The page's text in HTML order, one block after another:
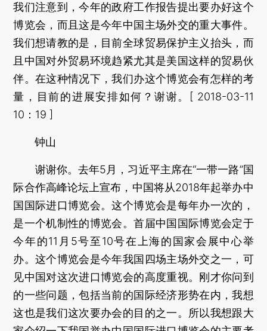
我们注意到，今年的政府工作报告提出要办好这个
博览会，而且这是今年中国主场外交的重大事件。
我们想请教的是，目前全球贸易保护主义抬头，而
且中国对外贸易环境趋紧尤其是美国这样的贸易伙
伴。在这种情况下，我们办这个博览会有怎样的考
量，目前的进展安排如何？谢谢。[ 2018-03-11
10：19 ]
钟山
谢谢你。去年5月，习近平主席在“一带一路”国
际合作高峰论坛上宣布，中国将从2018年起举办中
国国际进口博览会。这个博览会是每年办一次的，
是一个机制性的博览会。首届中国国际博览会定于
今年的11月5号至10号在上海的国家会展中心举
办。这个博览会是今年我国四场主场外交之一，可
见中国对这次进口博览会的高度重视。刚才你问到
的一些问题，包括当前的国际经济形势在内，我想
这也是我们这次要办会的目的之一。所以我想跟大